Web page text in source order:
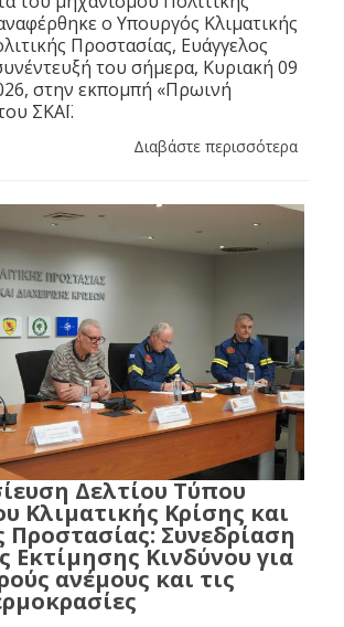
ο Υπουργός Κλιματικής
Προστασίας, Ευάγγελος
του σήμερα, Κυριακή 09
στην εκπομπή «Πρωινή
ΣΚΑΪ.
Διαβάστε περισσότερα
Δελτίου Τύπου
Κλιματικής Κρίσης και
Προστασίας: Συνεδρίαση
Εκτίμησης Κινδύνου για
ανέμους και τις